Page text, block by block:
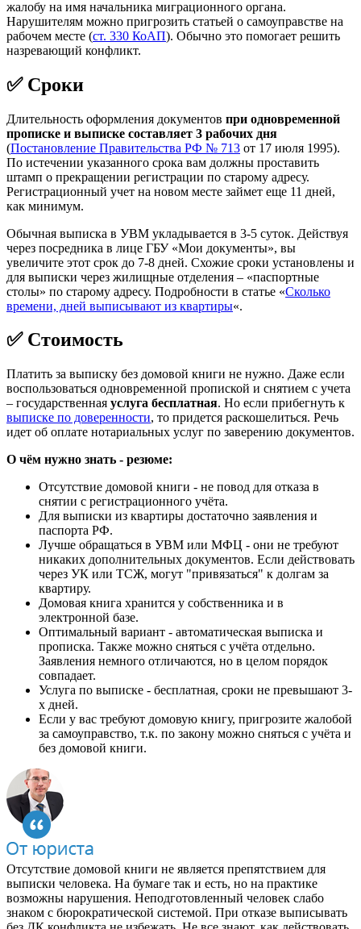
жалобу на имя начальника миграционного органа.
Нарушителям можно пригрозить статьей о самоуправстве на
рабочем месте (ст. 330 КоАП). Обычно это помогает решить
назревающий конфликт.
✅ Сроки
Длительность оформления документов при одновременной
прописке и выписке составляет 3 рабочих дня
(Постановление Правительства РФ № 713 от 17 июля 1995).
По истечении указанного срока вам должны проставить
штамп о прекращении регистрации по старому адресу.
Регистрационный учет на новом месте займет еще 11 дней,
как минимум.
Обычная выписка в УВМ укладывается в 3-5 суток. Действуя
через посредника в лице ГБУ «Мои документы», вы
увеличите этот срок до 7-8 дней. Схожие сроки установлены и
для выписки через жилищные отделения – «паспортные
столы» по старому адресу. Подробности в статье «Сколько
времени, дней выписывают из квартиры«.
✅ Стоимость
Платить за выписку без домовой книги не нужно. Даже если
воспользоваться одновременной пропиской и снятием с учета
– государственная услуга бесплатная. Но если прибегнуть к
выписке по доверенности, то придется раскошелиться. Речь
идет об оплате нотариальных услуг по заверению документов.
О чём нужно знать - резюме:
Отсутствие домовой книги - не повод для отказа в
снятии с регистрационного учёта.
Для выписки из квартиры достаточно заявления и
паспорта РФ.
Лучше обращаться в УВМ или МФЦ - они не требуют
никаких дополнительных документов. Если действовать
через УК или ТСЖ, могут "привязаться" к долгам за
квартиру.
Домовая книга хранится у собственника и в
электронной базе.
Оптимальный вариант - автоматическая выписка и
прописка. Также можно сняться с учёта отдельно.
Заявления немного отличаются, но в целом порядок
совпадает.
Услуга по выписке - бесплатная, сроки не превышают 3-
х дней.
Если у вас требуют домовую книгу, пригрозите жалобой
за самоуправство, т.к. по закону можно сняться с учёта и
без домовой книги.
Отсутствие домовой книги не является препятствием для
выписки человека. На бумаге так и есть, но на практике
возможны нарушения. Неподготовленный человек слабо
знаком с бюрократической системой. При отказе выписывать